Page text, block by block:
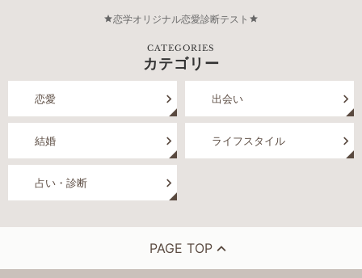
恋学オリジナル恋愛診断テスト
CATEGORIES
カテゴリー
恋愛 出会い
結婚 ライフスタイル
占い・診断
PAGE TOP